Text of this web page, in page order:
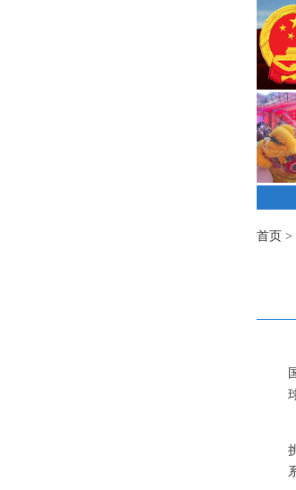
首页 >